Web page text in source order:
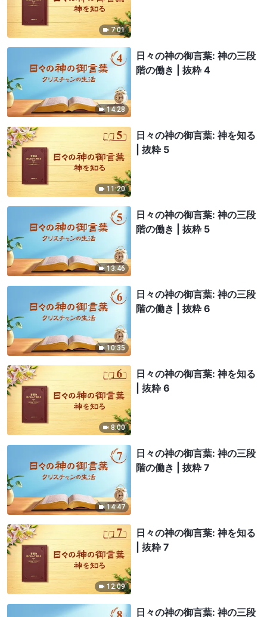
7:01
14:28
日々の神の御言葉: 神の三段
階の働き | 抜粋 4
11:20
日々の神の御言葉: 神を知る
| 抜粋 5
13:46
日々の神の御言葉: 神の三段
階の働き | 抜粋 5
10:35
日々の神の御言葉: 神の三段
階の働き | 抜粋 6
8:00
日々の神の御言葉: 神を知る
| 抜粋 6
14:47
日々の神の御言葉: 神の三段
階の働き | 抜粋 7
12:09
日々の神の御言葉: 神を知る
| 抜粋 7
日々の神の御言葉: 神の三段